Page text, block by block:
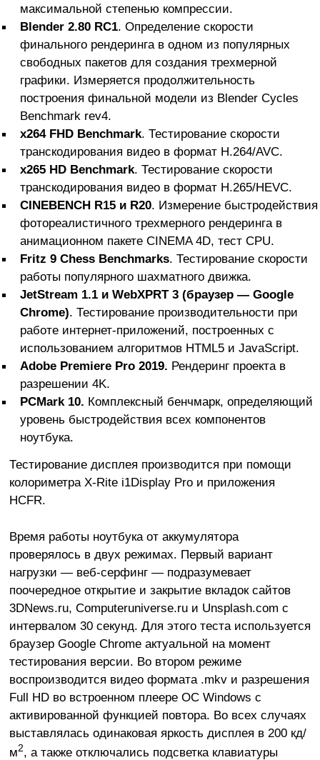
максимальной степенью компрессии.
Blender 2.80 RC1. Определение скорости
финального рендеринга в одном из популярных
свободных пакетов для создания трехмерной
графики. Измеряется продолжительность
построения финальной модели из Blender Cycles
Benchmark rev4.
x264 FHD Benchmark. Тестирование скорости
транскодирования видео в формат H.264/AVC.
x265 HD Benchmark. Тестирование скорости
транскодирования видео в формат H.265/HEVC.
CINEBENCH R15 и R20. Измерение быстродействия
фотореалистичного трехмерного рендеринга в
анимационном пакете CINEMA 4D, тест CPU.
Fritz 9 Chess Benchmarks. Тестирование скорости
работы популярного шахматного движка.
JetStream 1.1 и WebXPRT 3 (браузер — Google
Chrome). Тестирование производительности при
работе интернет-приложений, построенных с
использованием алгоритмов HTML5 и JavaScript.
Adobe Premiere Pro 2019. Рендеринг проекта в
разрешении 4K.
PCMark 10. Комплексный бенчмарк, определяющий
уровень быстродействия всех компонентов
ноутбука.
Тестирование дисплея производится при помощи
колориметра X-Rite i1Display Pro и приложения
HCFR.
Время работы ноутбука от аккумулятора
проверялось в двух режимах. Первый вариант
нагрузки — веб-серфинг — подразумевает
поочередное открытие и закрытие вкладок сайтов
3DNews.ru, Computeruniverse.ru и Unsplash.com с
интервалом 30 секунд. Для этого теста используется
браузер Google Chrome актуальной на момент
тестирования версии. Во втором режиме
воспроизводится видео формата .mkv и разрешения
Full HD во встроенном плеере ОС Windows с
активированной функцией повтора. Во всех случаях
выставлялась одинаковая яркость дисплея в 200 кд/
м2, а также отключались подсветка клавиатуры